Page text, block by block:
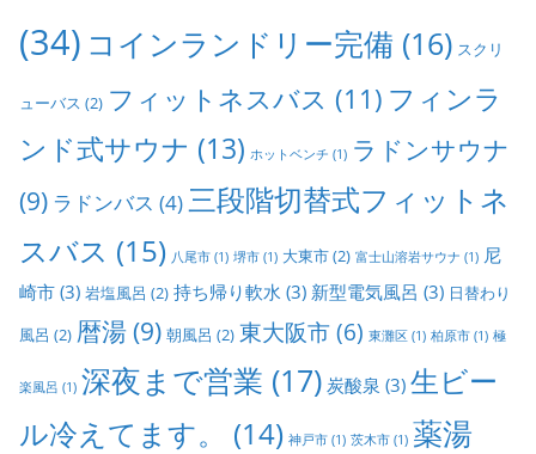
(34) コインランドリー完備 (16) スクリ
ューバス (2) フィットネスバス (11) フィンラ
ンド式サウナ (13) ホットベンチ (1) ラドンサウナ
(9) ラドンバス (4) 三段階切替式フィットネ
スバス (15) 八尾市 (1) 堺市 (1) 大東市(2) 富士山溶岩サウナ (1) 尼
崎市 (3) 岩塩風呂 (2) 持ち帰り軟水 (3) 新型電気風呂 (3) 日替わり
風呂 (2) 暦湯(9) 朝風呂 (2) 東大阪市(6) 東灘区 (1) 柏原市 (1) 極
楽風呂 (1) 深夜まで営業 (17) 炭酸泉 (3) 生ビー
ル冷えてます。
(14) 神戸市 (1) 茨木市 (1) 薬湯